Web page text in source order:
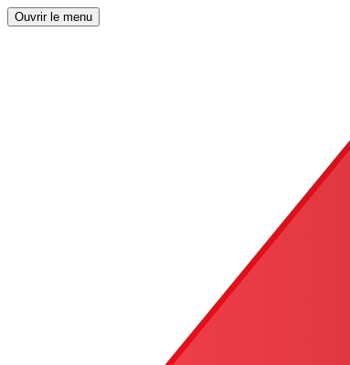
Ouvrir le menu